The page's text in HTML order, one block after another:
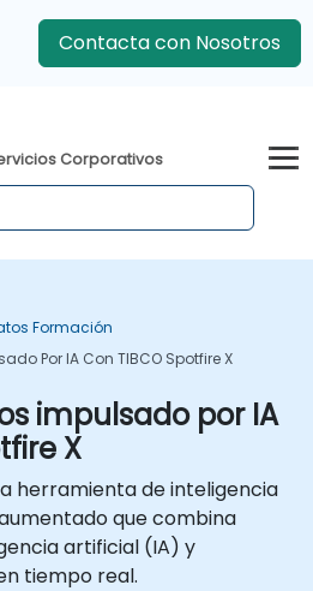
Contacta con Nosotros
Corporativos
Formación
Por IA Con TIBCO Spotfire X
impulsado por IA
X
herramienta de inteligencia
que combina
artificial (IA) y
tiempo real.